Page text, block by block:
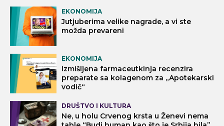
EKONOMIJA
Jutjuberima velike nagrade, a vi ste
možda prevareni
EKONOMIJA
Izmišljena farmaceutkinja recenzira
preparate sa kolagenom za „Apotekarski
vodič“
DRUŠTVO I KULTURA
Ne, u holu Crvenog krsta u Ženevi nema